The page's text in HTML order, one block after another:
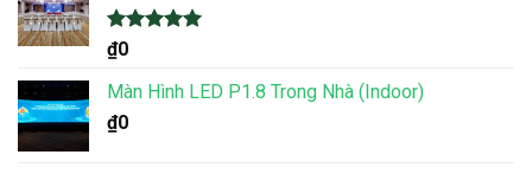
Được xếp
hạng
5 sao
₫0
Màn Hình LED P1.8 Trong Nhà (Indoor)
₫0